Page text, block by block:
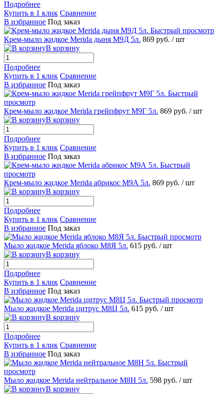
Подробнее
Купить в 1 клик Сравнение
В избранное Под заказ
Быстрый просмотр
Крем-мыло жидкое Merida дыня M9Д 5л. 869 руб. / шт
В корзину
Подробнее
Купить в 1 клик Сравнение
В избранное Под заказ
Быстрый
просмотр
Крем-мыло жидкое Merida грейпфрут M9Г 5л. 869 руб. / шт
В корзину
Подробнее
Купить в 1 клик Сравнение
В избранное Под заказ
Быстрый
просмотр
Крем-мыло жидкое Merida абрикос M9А 5л. 869 руб. / шт
В корзину
Подробнее
Купить в 1 клик Сравнение
В избранное Под заказ
Быстрый просмотр
Мыло жидкое Merida яблоко M8Я 5л. 615 руб. / шт
В корзину
Подробнее
Купить в 1 клик Сравнение
В избранное Под заказ
Быстрый просмотр
Мыло жидкое Merida цитрус M8Ц 5л. 615 руб. / шт
В корзину
Подробнее
Купить в 1 клик Сравнение
В избранное Под заказ
Быстрый
просмотр
Мыло жидкое Merida нейтральное M8Н 5л. 598 руб. / шт
В корзину